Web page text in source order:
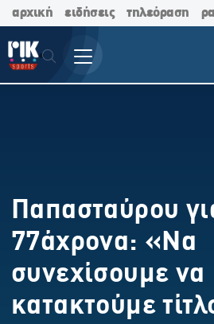
αρχική ειδήσεις τηλεόραση
Παπασταύρου
77άχρονα: «Να
συνεχίσουμε να
κατακτούμε